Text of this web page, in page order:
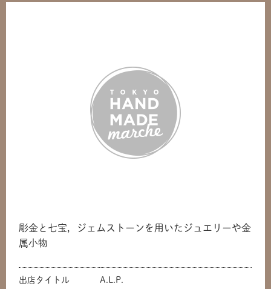
彫金と七宝，ジェムストーンを用いたジュエリーや金
属小物
出店タイトル A.L.P.